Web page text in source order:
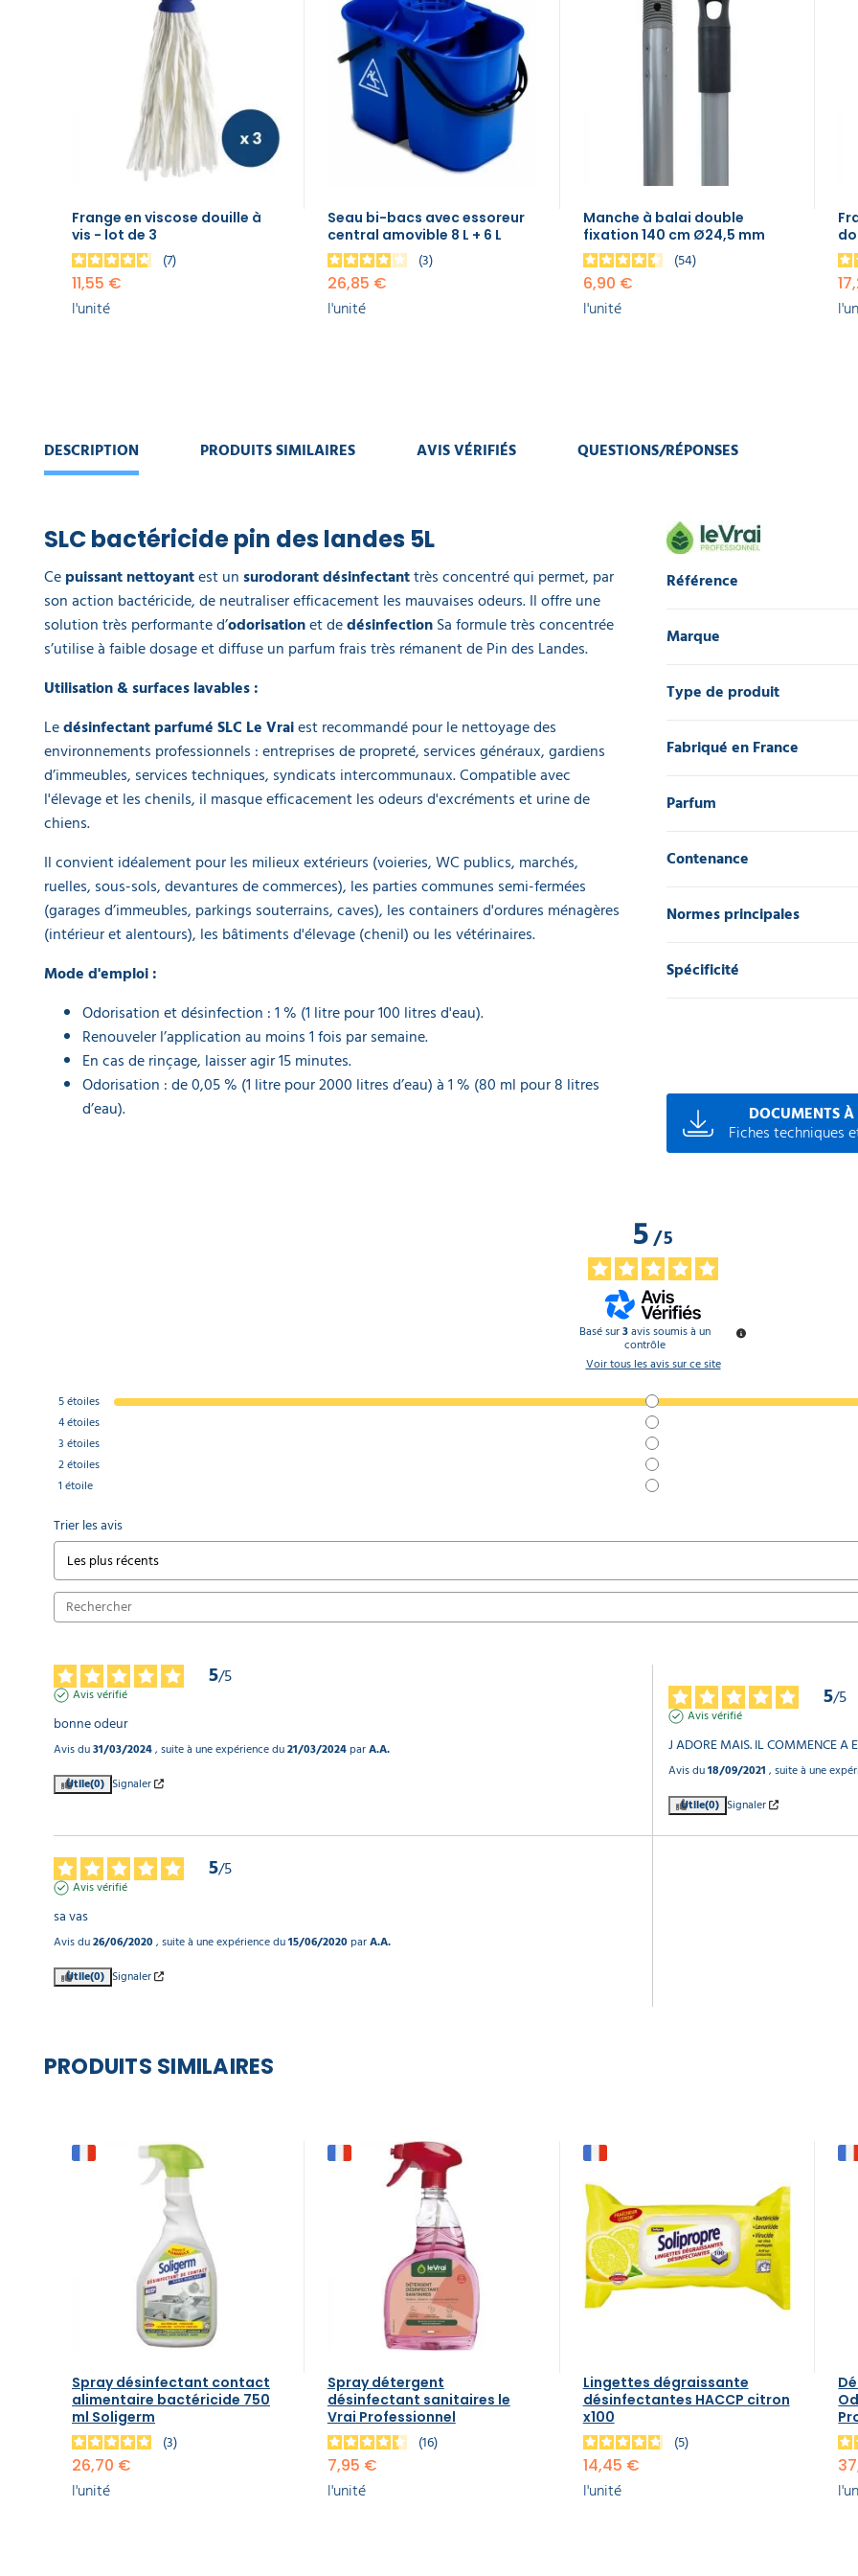
amovible
8 L + 6 L
26,85 €
l'unité
6,90 €
l'unité
mop
douille à
vis - lot
de 3
17,25 €
l'unité
Détergent
virucide
pour
animaux
EN14476
Viractif
concentré 5
a partir de
126,50 €
87,29 €
l'unité
désinfectant
en 1 pour
animaux
EN14476
Viractif 750
ml
a partir de
13,95 €
Frange en viscose douille à
vis - lot de 3
7
11,55 €
l'unité
Seau bi-bacs avec essoreur
central amovible 8 L + 6 L
3
26,85 €
l'unité
Manche à balai double
fixation 140 cm Ø24,5 mm
54
6,90 €
l'unité
DESCRIPTION PRODUITS SIMILAIRES AVIS VÉRIFIÉS QUESTIONS/RÉPONSES
SLC bactéricide pin des landes 5L
Cepuissant nettoyantest unsurodorant désinfectanttrès concentré qui permet, par
son action bactéricide, de neutraliser efficacement les mauvaises odeurs. Il offre une
solution très performante d’odorisationet dedésinfectionSa formule très concentrée
s’utilise à faible dosage et diffuse un parfum frais très rémanent de Pin des Landes.
Utilisation & surfaces lavables :
Ledésinfectant parfumé SLC Le Vraiest recommandé pour le nettoyage des
environnements professionnels : entreprises de propreté, services généraux, gardiens
d’immeubles, services techniques, syndicats intercommunaux. Compatible avec
l'élevage et les chenils, il masque efficacement les odeurs d'excréments et urine de
chiens.
Il convient idéalement pour les milieux extérieurs (voieries, WC publics, marchés,
ruelles, sous-sols, devantures de commerces), les parties communes semi-fermées
(garages d’immeubles, parkings souterrains, caves), les containers d'ordures ménagères
(intérieur et alentours), les bâtiments d'élevage (chenil) ou les vétérinaires.
Mode d'emploi :
Odorisation et désinfection : 1 % (1 litre pour 100 litres d'eau).
Renouveler l’application au moins 1 fois par semaine.
En cas de rinçage, laisser agir 15 minutes.
Odorisation : de 0,05 % (1 litre pour 2000 litres d’eau) à 1 % (80 ml pour 8 litres
d’eau).
Référence
Marque
Type de produit
Fabriqué en France
Parfum
Contenance
Normes principales
Spécificité
DOCUMENTS
Fiches techniques
PRODUITS SIMILAIRES
Spray désinfectant contact
alimentaire bactéricide 750
ml Soligerm
3
26,70 €
l'unité
Spray détergent
désinfectant sanitaires le
Vrai Professionnel
16
7,95 €
l'unité
Lingettes dégraissante
désinfectantes HACCP citron
x100
5
14,45 €
l'unité
5/5
Basé sur3avis soumis à un
contrôle
Voir tous les avis sur ce site
5étoiles
4étoiles
3 étoiles
2étoiles
1 étoile
Trier les avis
5/5
Avis vérifié
bonne odeur
Avis du31/03/2024, suite à une expérience du21/03/2024parA.A.
Utile(0) Signaler
5/5
Avis vérifié
J ADORE MAIS. IL COMMENCE A
Avis du18/09/2021 , suite à une
Utile(0) Signaler
5/5
Avis vérifié
sa vas
Avis du26/06/2020 , suite à une expérience du15/06/2020 parA.A.
Utile(0) Signaler